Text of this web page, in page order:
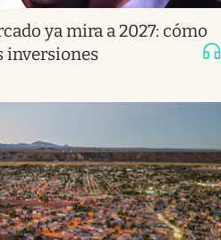
ya mira a 2027: cómo
inversiones